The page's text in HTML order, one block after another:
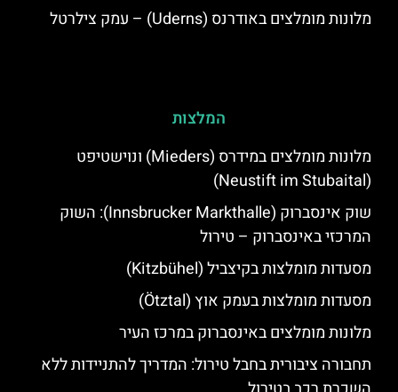
מלונות מומלצים באודרנס (Uderns) – עמק צילרטל
המלצות
מלונות מומלצים במידרס (Mieders) ונוישטיפט
(Neustift im Stubaital)
שוק אינסברוק (Innsbrucker Markthalle): השוק
המרכזי באינסברוק – טירול
מסעדות מומלצות בקיצביל (Kitzbühel)
מסעדות מומלצות בעמק אוץ (Ötztal)
מלונות מומלצים באינסברוק במרכז העיר
תחבורה ציבורית בחבל טירול: המדריך להתניידות ללא